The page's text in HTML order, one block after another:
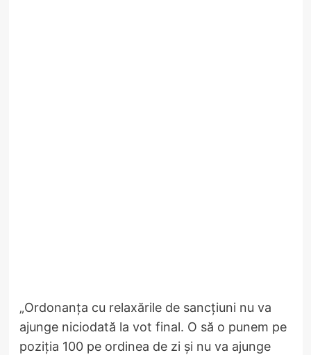
„Ordonanța cu relaxările de sancțiuni nu va
ajunge niciodată la vot final. O să o punem pe
poziția 100 pe ordinea de zi și nu va ajunge